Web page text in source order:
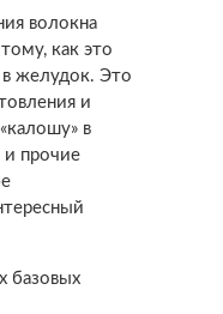
волокна
как это
в желудок. Это
и
в
и прочие
базовых